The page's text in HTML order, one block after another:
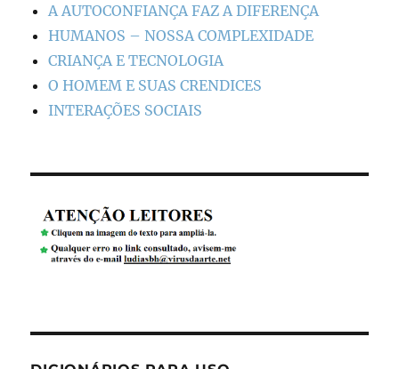
A AUTOCONFIANÇA FAZ A DIFERENÇA
HUMANOS – NOSSA COMPLEXIDADE
CRIANÇA E TECNOLOGIA
O HOMEM E SUAS CRENDICES
INTERAÇÕES SOCIAIS